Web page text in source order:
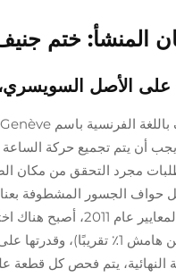
المنشأ: ختم
الأصل السويسري،
يجب أن يتم تجميع حركة
مجرد التحقق من مكان
حواف الجسور المشطوفة
زجاجية. وبعد تحديث
احتياطي الطاقة (ضمن هامش
النهائية، يتم فحص كل قطعة